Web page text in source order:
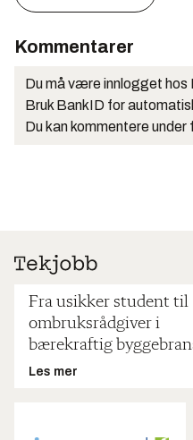
Kommentarer
Du må være innlogget
Bruk BankID for
Du kan kommentere under
Fra usikker student til
ombruksrådgiver i
bærekraftig
Les mer